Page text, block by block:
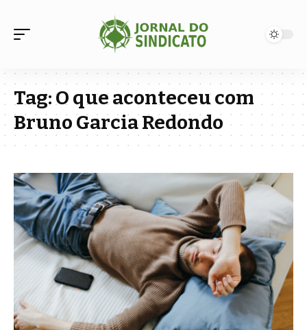
Tag:O que aconteceu com
Bruno Garcia Redondo